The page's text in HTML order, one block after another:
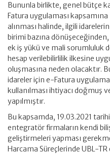
Bununla birlikte, genel bütçe
Fatura uygulaması
alınması halinde, ilgili
birimi bazına
ek iş yükü ve mali sorumluluk
hesap verilebilirlilik ilkesine
oluşmasına neden olacaktır.
idareler için e-Fatura
kullanılması ihtiyacı doğmuş
yapılmıştır.
Bu kapsamda, 19.03.2021
entegratör firmaların kendi
geliştirmeleri yapması
Harcama Süreçlerinde UBL-